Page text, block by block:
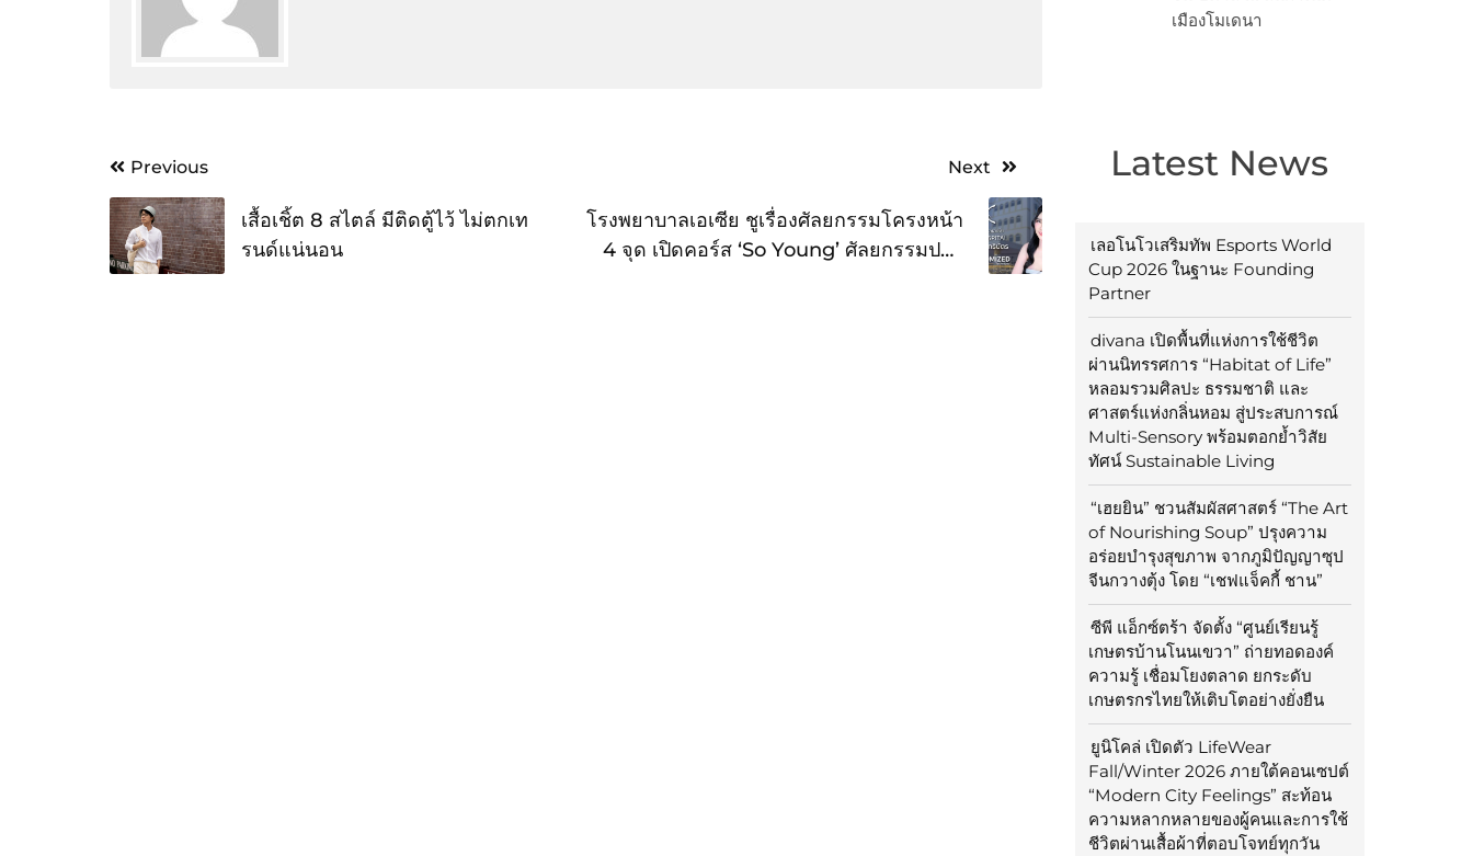
เมืองโมเดนา
Latest News
เลอโนโวเสริมทัพ Esports World
Cup 2026 ในฐานะ Founding
Partner
divana เปิดพื้นที่แห่งการใช้ชีวิต
ผ่านนิทรรศการ “Habitat of Life”
หลอมรวมศิลปะ ธรรมชาติ และ
ศาสตร์แห่งกลิ่นหอม สู่ประสบการณ์
Multi-Sensory พร้อมตอกย้ำวิสัย
ทัศน์ Sustainable Living
“เฮยยิน” ชวนสัมผัสศาสตร์ “The Art
of Nourishing Soup” ปรุงความ
อร่อยบำรุงสุขภาพ จากภูมิปัญญาซุป
จีนกวางตุ้ง โดย “เชฟแจ็คกี้ ชาน”
ซีพี แอ็กซ์ตร้า จัดตั้ง “ศูนย์เรียนรู้
เกษตรบ้านโนนเขวา” ถ่ายทอดองค์
ความรู้ เชื่อมโยงตลาด ยกระดับ
เกษตรกรไทยให้เติบโตอย่างยั่งยืน
ยูนิโคล่ เปิดตัว LifeWear
Fall/Winter 2026 ภายใต้คอนเซปต์
“Modern City Feelings” สะท้อน
ความหลากหลายของผู้คนและการใช้
ชีวิตผ่านเสื้อผ้าที่ตอบโจทย์ทุกวัน
Post
navigation
Previous
เสื้อเชิ้ต 8 สไตล์ มีติดตู้ไว้ ไม่ตกเท
รนด์แน่นอน
Next
โรงพยาบาลเอเซีย ชูเรื่องศัลยกรรมโครงหน้า
4 จุด เปิดคอร์ส ‘So Young’ ศัลยกรรมปรับ